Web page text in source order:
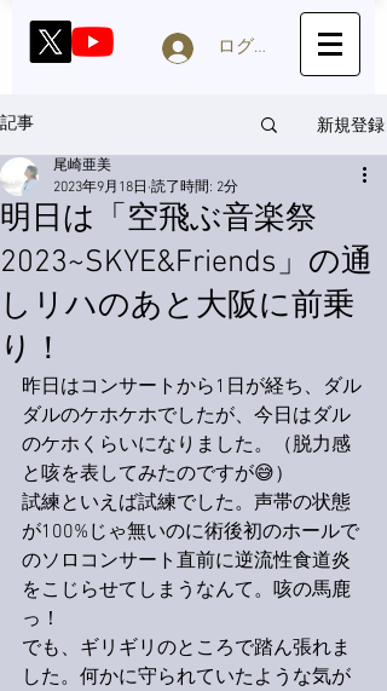
ログイン
記事 新規登録
明日は「空飛ぶ音楽祭
2023~SKYE&Friends」の通
しリハのあと大阪に前乗
り！
尾崎亜美
2023年9月18日 読了時間: 2分
昨日はコンサートから1日が経ち、ダル
ダルのケホケホでしたが、今日はダル
のケホくらいになりました。（脱力感
と咳を表してみたのですが😅）
試練といえば試練でした。声帯の状態
が100%じゃ無いのに術後初のホールで
のソロコンサート直前に逆流性食道炎
をこじらせてしまうなんて。咳の馬鹿
っ！
でも、ギリギリのところで踏ん張れま
した。何かに守られていたような気が